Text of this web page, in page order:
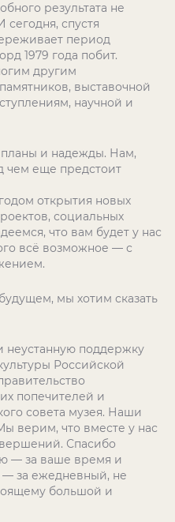
результата не
сегодня, спустя
период
1979 года побит.
другим
выставочной
научной и
и надежды. Нам,
чем еще предстоит
открытия новых
социальных
что вам будет у нас
всё возможное — с
мы хотим сказать
неустанную поддержку
Российской
попечителей и
совета музея. Наши
верим, что вместе у нас
Спасибо
— за ваше время и
— за ежедневный, не
большой и